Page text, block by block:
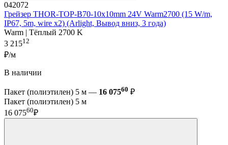
042072
Грейзер THOR-TOP-B70-10x10mm 24V Warm2700 (15 W/m,
IP67, 5m, wire x2) (Arlight, Вывод вниз, 3 года)
Warm | Тёплый 2700 K
3 21512
₽/м
В наличии
Пакет (полиэтилен) 5 м — 16 07560 ₽
Пакет (полиэтилен) 5 м
16 07560₽